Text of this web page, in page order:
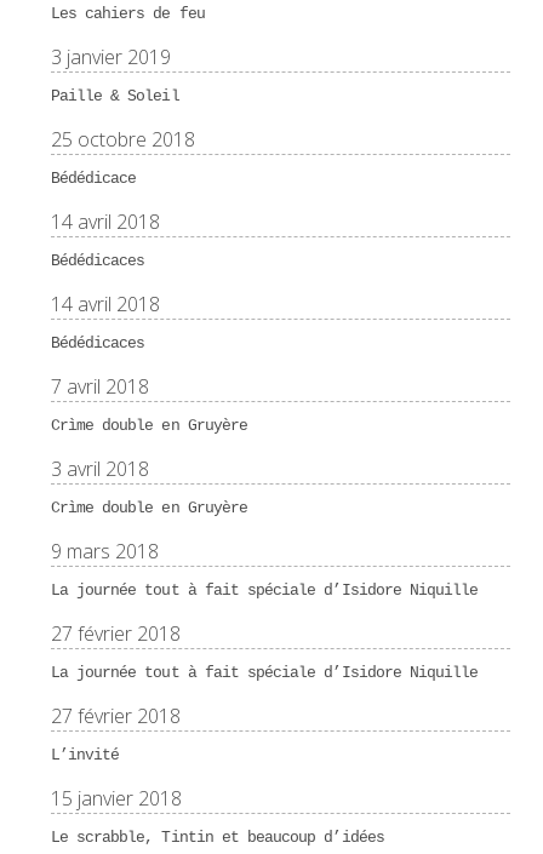
Les cahiers de feu
3 janvier 2019
Paille & Soleil
25 octobre 2018
Bédédicace
14 avril 2018
Bédédicaces
14 avril 2018
Bédédicaces
7 avril 2018
Crìme double en Gruyère
3 avril 2018
Crìme double en Gruyère
9 mars 2018
La journée tout à fait spéciale d’Isidore Niquille
27 février 2018
La journée tout à fait spéciale d’Isidore Niquille
27 février 2018
L’invité
15 janvier 2018
Le scrabble, Tintin et beaucoup d’idées